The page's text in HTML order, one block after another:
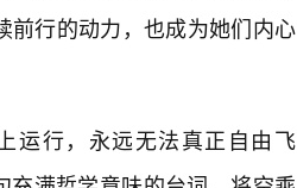
前行的动力，也成为她们内心
运行，永远无法真正自由飞